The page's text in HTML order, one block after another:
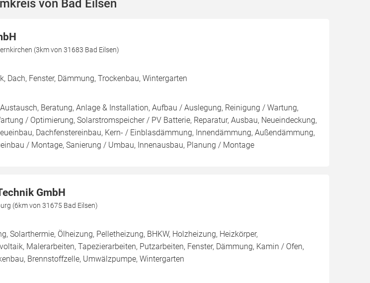
von Bad Eilsen
(3km von 31683 Bad Eilsen)
Dach, Fenster, Dämmung, Trockenbau, Wintergarten
Beratung, Anlage & Installation, Aufbau / Auslegung, Reinigung / Wartung,
/ Optimierung, Solarstromspeicher / PV Batterie, Reparatur, Ausbau, Neueindeckung,
Dachfenstereinbau, Kern- / Einblasdämmung, Innendämmung, Außendämmung,
/ Montage, Sanierung / Umbau, Innenausbau, Planung / Montage
GmbH
(6km von 31675 Bad Eilsen)
Solarthermie, Ölheizung, Pelletheizung, BHKW, Holzheizung, Heizkörper,
Malerarbeiten, Tapezierarbeiten, Putzarbeiten, Fenster, Dämmung, Kamin / Ofen,
Brennstoffzelle, Umwälzpumpe, Wintergarten